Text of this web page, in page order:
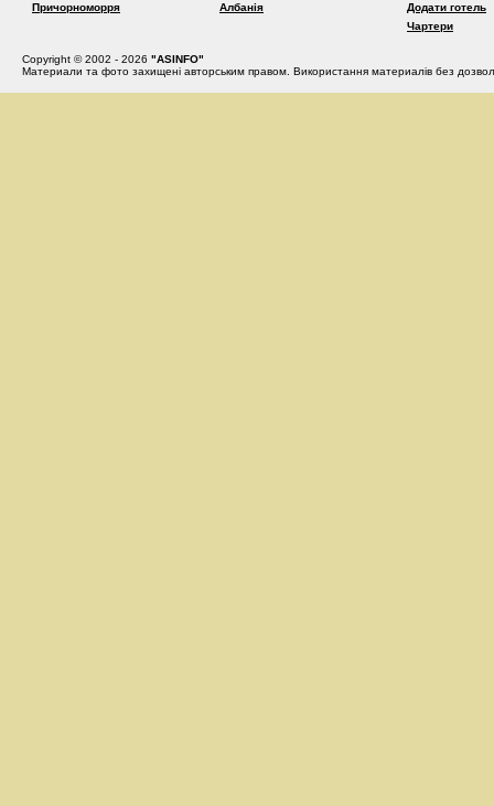
Причорноморря
Албанія
Додати готель
Чартери
Copyright © 2002 - 2026 "ASINFO"
Материали та фото захищені авторським правом. Використання материалів без